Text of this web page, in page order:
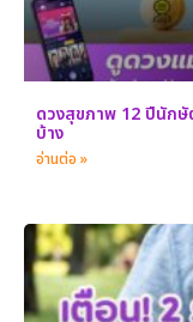
ดวงสุขภาพ 12 ปีนักษั
บ้าง
อ่านต่อ »